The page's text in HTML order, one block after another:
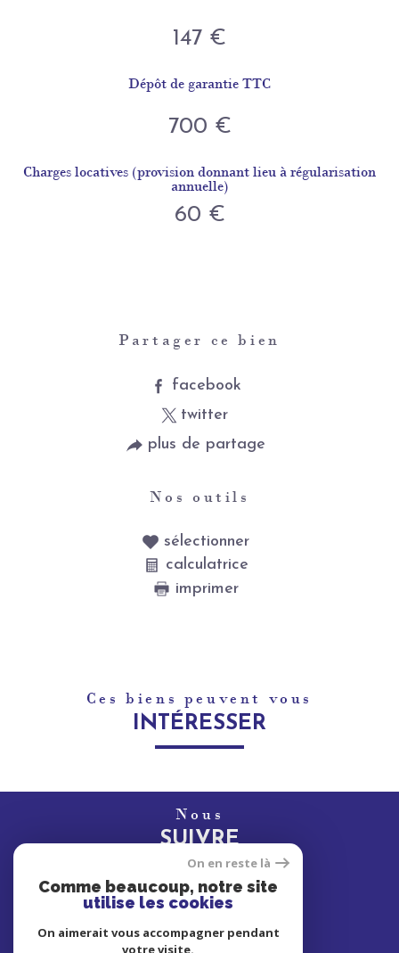
147 €
Dépôt de garantie TTC
700 €
Charges locatives (provision donnant lieu à régularisation
annuelle)
60 €
Partager ce bien
facebook
twitter
plus de partage
Nos outils
sélectionner
calculatrice
imprimer
Ces biens peuvent vous
INTÉRESSER
Nous
SUIVRE
On en reste là
Comme beaucoup, notre site
utilise les cookies
On aimerait vous accompagner pendant
votre visite.